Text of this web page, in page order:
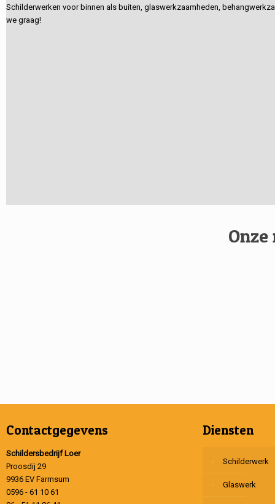
Schilderwerken voor binnen als buiten, glaswerkzaamheden,
we graag!
Contactgegevens
Schildersbedrijf Loer
Proosdij 29
9936 EV Farmsum
0596 - 61 10 61
Diensten
Schilderwerk
Glaswerk